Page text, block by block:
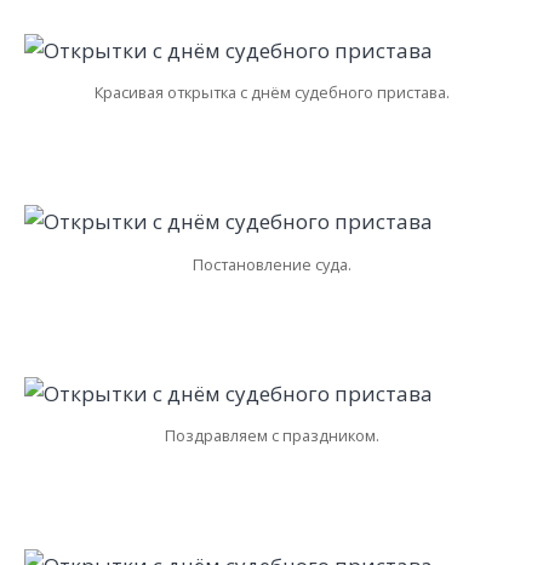
Красивая открытка с днём судебного пристава.
Постановление суда.
Поздравляем с праздником.